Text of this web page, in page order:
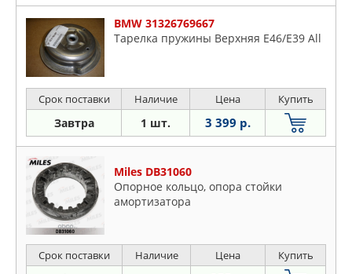
BMW 31326769667
Тарелка пружины Верхняя E46/E39 All
Срок поставки Наличие Цена Купить
Завтра 1 шт. 3 399 р.
Miles DB31060
Опорное кольцо, опора стойки
амортизатора
Срок поставки Наличие Цена Купить